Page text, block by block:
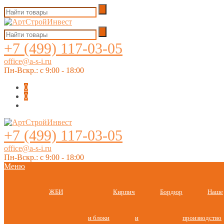
+7 (499) 117-03-05
office@a-s-i.ru
Пн-Вскр.: c 9:00 - 18:00
0
0
+7 (499) 117-03-05
office@a-s-i.ru
Пн-Вскр.: c 9:00 - 18:00
Меню
ЖБИ Кирпич
и блоки
Бордюр
и
Наше
производство